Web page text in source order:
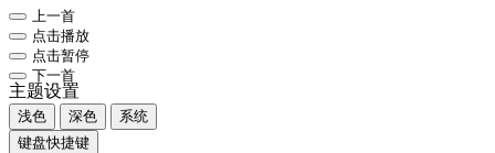
上一首
点击播放
点击暂停
下一首
主题设置
浅色 深色
系统
键盘快捷键